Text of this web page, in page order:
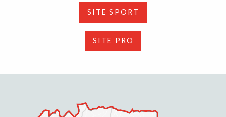
SITE SPORT
SITE PRO